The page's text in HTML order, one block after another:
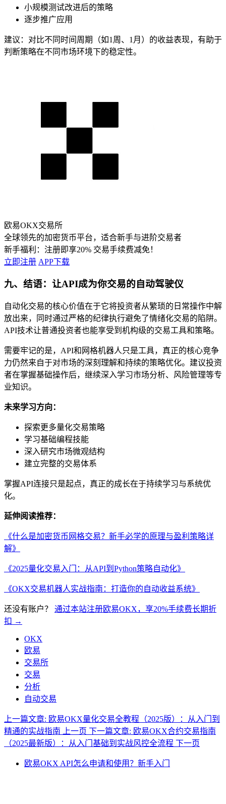
小规模测试改进后的策略
逐步推广应用
建议：对比不同时间周期（如1周、1月）的收益表现，有助于
判断策略在不同市场环境下的稳定性。
欧易OKX交易所
全球领先的加密货币平台，适合新手与进阶交易者
新手福利： 注册即享20% 交易手续费减免！
立即注册 APP下载
九、结语：让API成为你交易的自动驾驶仪
自动化交易的核心价值在于它将投资者从繁琐的日常操作中解
放出来，同时通过严格的纪律执行避免了情绪化交易的陷阱。
API技术让普通投资者也能享受到机构级的交易工具和策略。
需要牢记的是，API和网格机器人只是工具，真正的核心竞争
力仍然来自于对市场的深刻理解和持续的策略优化。建议投资
者在掌握基础操作后，继续深入学习市场分析、风险管理等专
业知识。
未来学习方向：
探索更多量化交易策略
学习基础编程技能
深入研究市场微观结构
建立完整的交易体系
掌握API连接只是起点，真正的成长在于持续学习与系统优
化。
延伸阅读推荐：
《什么是加密货币网格交易？新手必学的原理与盈利策略详
解》
《2025量化交易入门：从API到Python策略自动化》
《OKX交易机器人实战指南：打造你的自动收益系统》
还没有账户？ 通过本站注册欧易OKX，享20%手续费长期折
扣 →
OKX
欧易
交易所
交易
分析
自动交易
上一篇文章: 欧易OKX量化交易全教程（2025版）：从入门到
精通的实战指南
上一页 下一篇文章: 欧易OKX合约交易指南
（2025最新版）：从入门基础到实战风控全流程 下一页
欧易OKX API怎么申请和使用？新手入门